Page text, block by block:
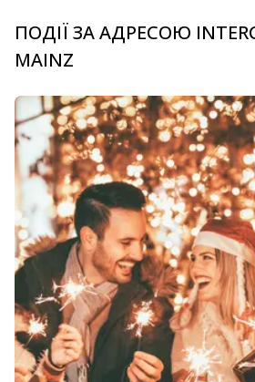
ПОДІЇ ЗА АДРЕСОЮ
MAINZ
carousel.aria_current_slide